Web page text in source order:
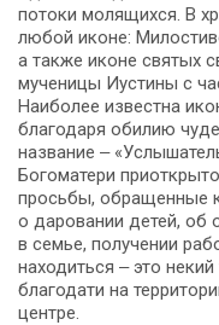
потоки молящихся. В
любой иконе:
а также иконе святых
мученицы Иустины с
Наиболее известна
благодаря обилию
название ‒
Богоматери
просьбы, обращенные
о даровании детей, об
в семье, получении
находиться ‒ это
благодати на
центре.